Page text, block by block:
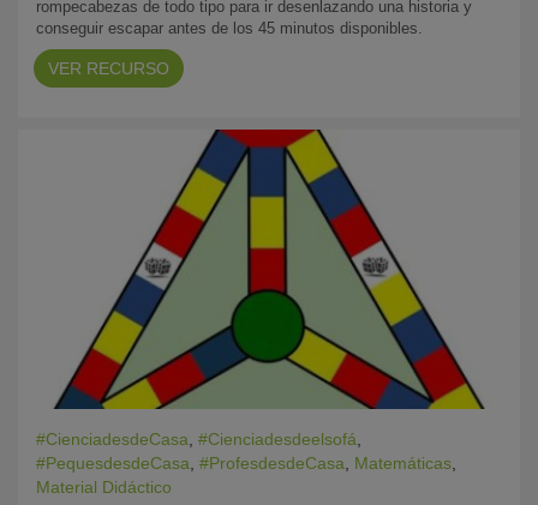
rompecabezas de todo tipo para ir desenlazando una historia y
conseguir escapar antes de los 45 minutos disponibles.
VER RECURSO
#CienciadesdeCasa, #Cienciadesdeelsofá,
#PequesdesdeCasa, #ProfesdesdeCasa, Matemáticas,
Material Didáctico